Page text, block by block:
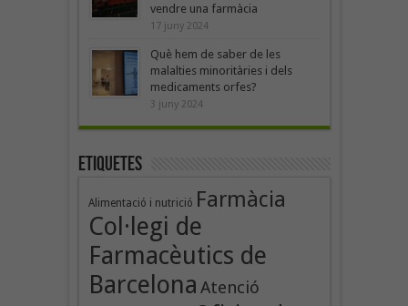
vendre una farmàcia
17 juny 2024
Què hem de saber de les
malalties minoritàries i dels
medicaments orfes?
3 juny 2024
Etiquetes
Alimentació i nutrició Farmàcia
Col·legi de
Farmacèutics de
Barcelona Atenció